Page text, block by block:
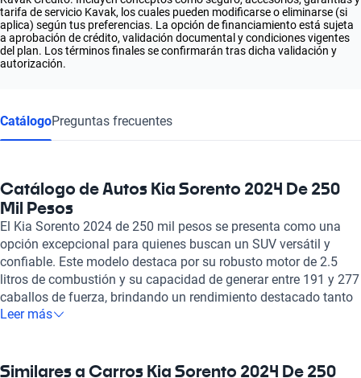
tarifa de servicio Kavak, los cuales pueden modificarse o eliminarse (si
aplica) según tus preferencias. La opción de financiamiento está sujeta
a aprobación de crédito, validación documental y condiciones vigentes
del plan. Los términos finales se confirmarán tras dicha validación y
autorización.
CatálogoPreguntas frecuentes
Catálogo de Autos Kia Sorento 2024 De 250
Mil Pesos
El Kia Sorento 2024 de 250 mil pesos se presenta como una
opción excepcional para quienes buscan un SUV versátil y
confiable. Este modelo destaca por su robusto motor de 2.5
litros de combustión y su capacidad de generar entre 191 y 277
caballos de fuerza, brindando un rendimiento destacado tanto
en ciudad como en carretera. Con espacio para 6 a 7 pasajeros
consumos de gasolina son totalmente competitivos, con un
Leer más
Similares a Carros Kia Sorento 2024 De 250